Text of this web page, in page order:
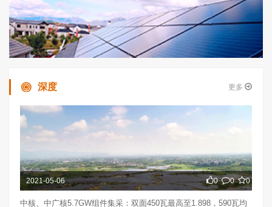
深度 更多
2021-05-06 0 0 0
中核、中广核5.7GW组件集采：双面450瓦最高至1.898，590瓦均